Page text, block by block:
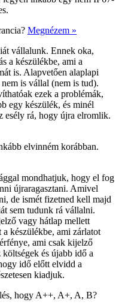
Megnézem »
vállalunk. Ennek oka,
a készülékbe, ami a
is. Alapvetően alaplapi
is vállal (nem is tud).
ezek a problémák,
egy készülék, és minél
esély rá, hogy újra elromlik.
elvinném korábban.
mondhatjuk, hogy el fog
újraragasztani. Amivel
de ismét fizetned kell majd
sem tudunk rá vállalni.
vagy hátlap mellett
a készülékbe, ami zárlatot
ami csak kijelző
és újabb idő a
idő előtt elvidd a
kiadjuk.
hogy A++, A+, A, B?